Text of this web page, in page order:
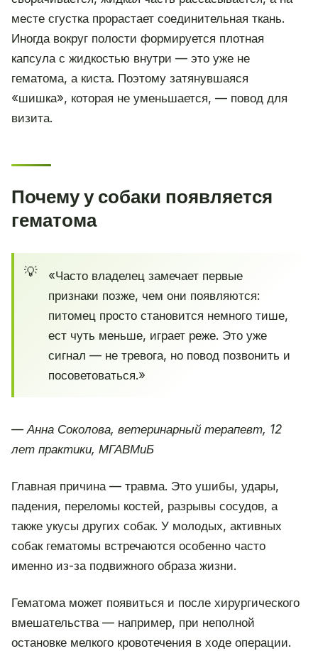
месте сгустка прорастает соединительная ткань.
Иногда вокруг полости формируется плотная
капсула с жидкостью внутри — это уже не
гематома, а киста. Поэтому затянувшаяся
«шишка», которая не уменьшается, — повод для
визита.
Почему у собаки появляется
гематома
«Часто владелец замечает первые
признаки позже, чем они появляются:
питомец просто становится немного тише,
ест чуть меньше, играет реже. Это уже
сигнал — не тревога, но повод позвонить и
посоветоваться.»
— Анна Соколова, ветеринарный терапевт, 12
лет практики, МГАВМиБ
Главная причина — травма. Это ушибы, удары,
падения, переломы костей, разрывы сосудов, а
также укусы других собак. У молодых, активных
собак гематомы встречаются особенно часто
именно из-за подвижного образа жизни.
Гематома может появиться и после хирургического
вмешательства — например, при неполной
остановке мелкого кровотечения в ходе операции.